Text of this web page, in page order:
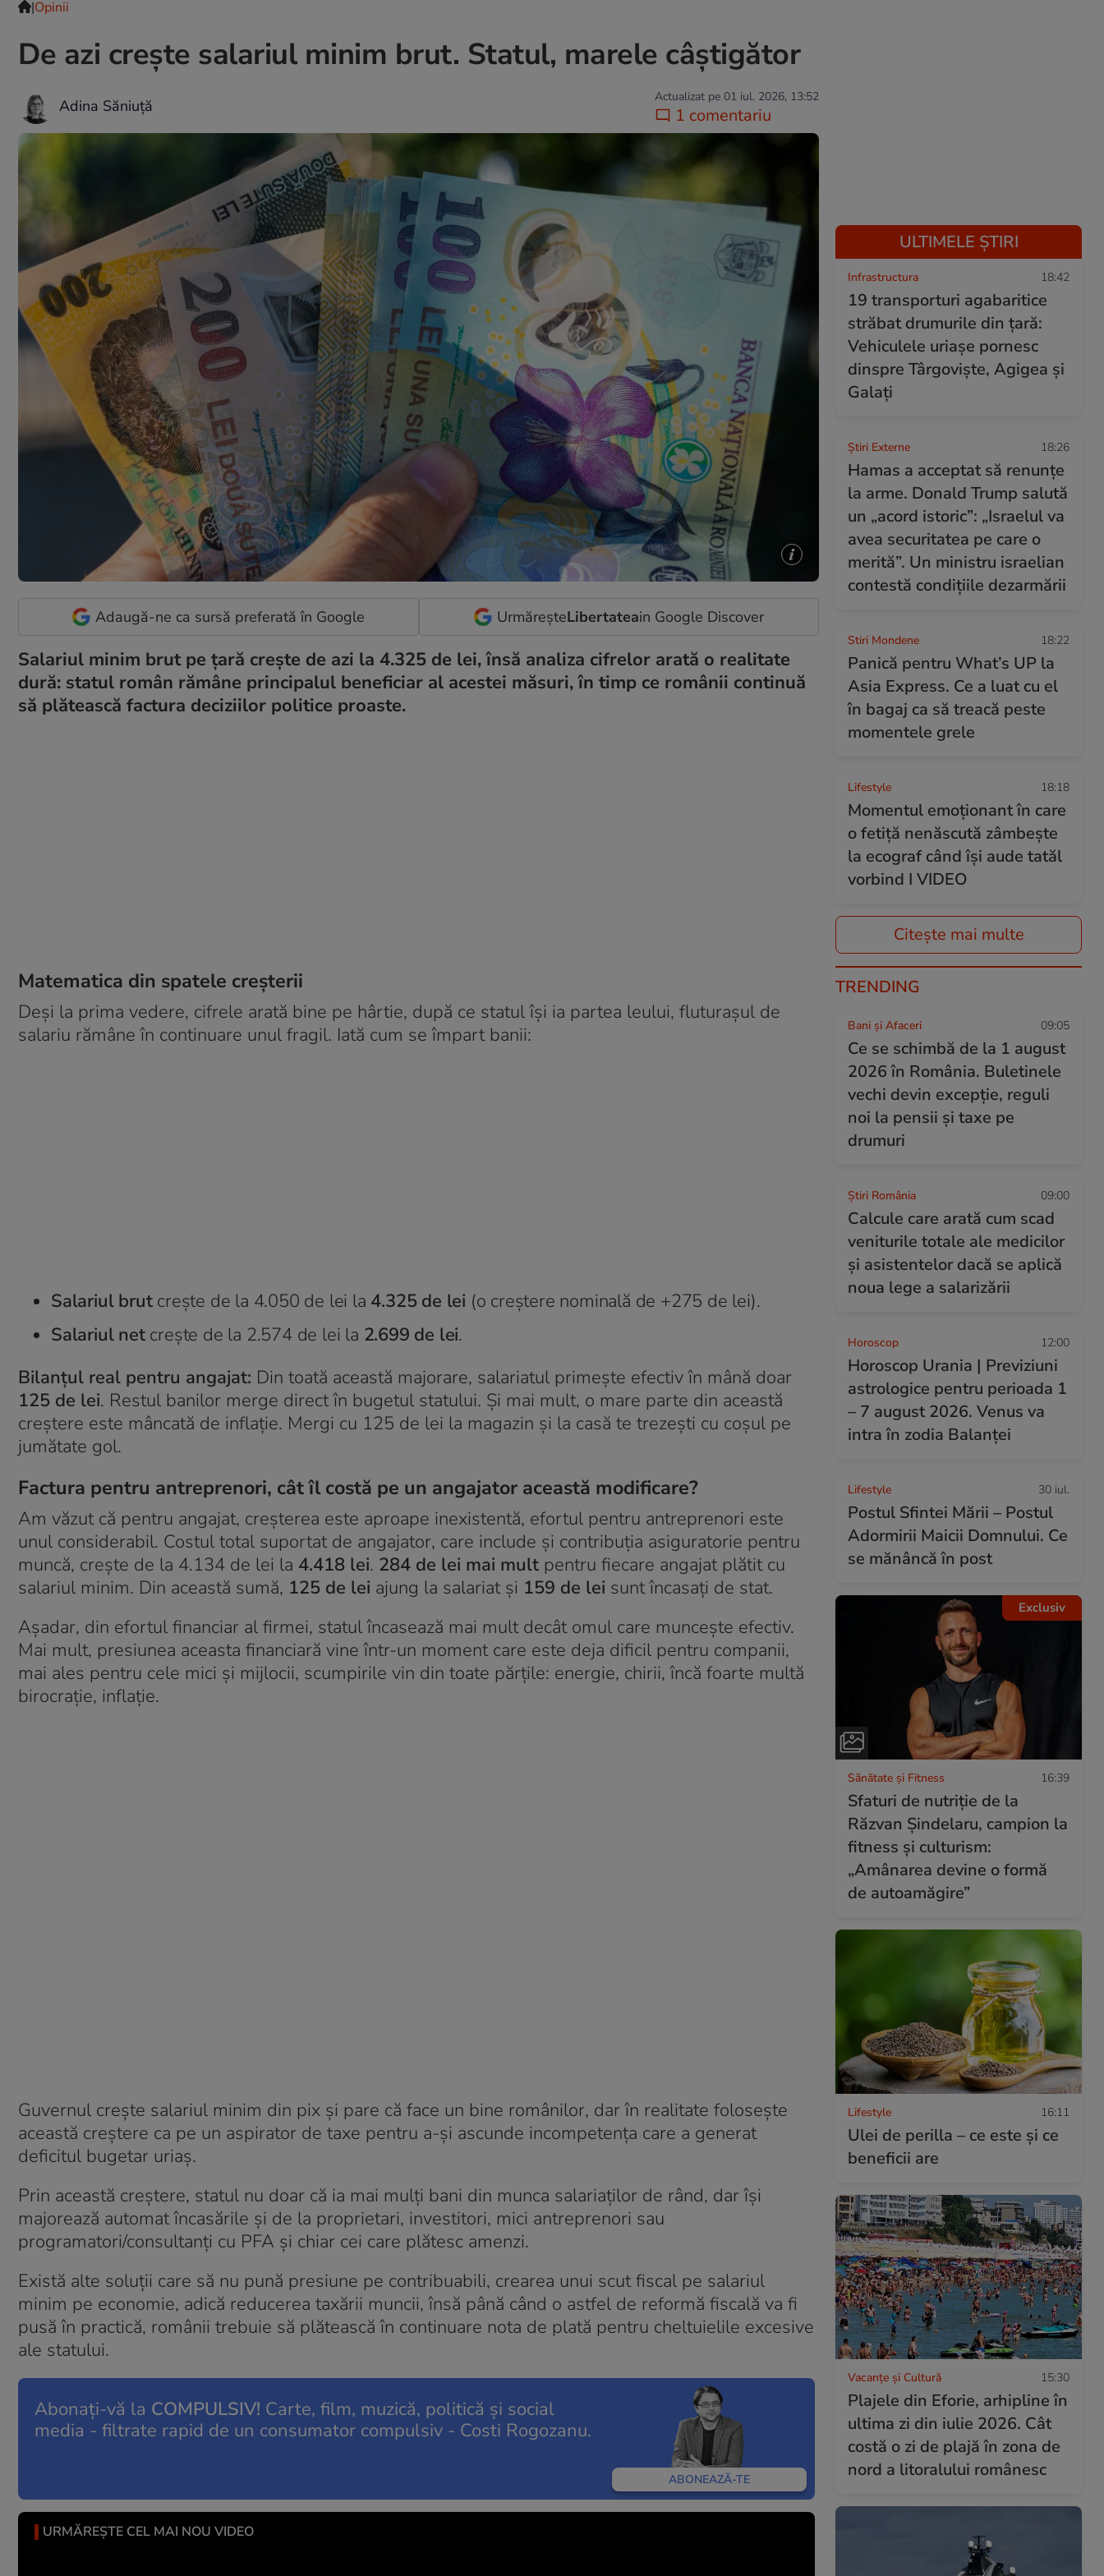
|Opinii
De azi crește salariul minim brut. Statul, marele câștigător
Adina Săniuță Actualizat pe 01 iul. 2026, 13:52
1 comentariu
Adaugă-ne ca sursă preferată în Google UrmăreșteLibertateain Google Discover
Salariul minim brut pe țară crește de azi la 4.325 de lei, însă analiza cifrelor arată o realitate
dură: statul român rămâne principalul beneficiar al acestei măsuri, în timp ce românii continuă
să plătească factura deciziilor politice proaste.
Matematica din spatele creșterii
Deși la prima vedere, cifrele arată bine pe hârtie, după ce statul își ia partea leului, fluturașul de
salariu rămâne în continuare unul fragil. Iată cum se împart banii:
Salariul brutcrește de la 4.050 de lei la 4.325 de lei (o creștere nominală de +275 de lei).
Salariul net crește de la 2.574 de lei la 2.699 de lei.
Bilanțul real pentru angajat: Din toată această majorare, salariatul primește efectiv în mână doar
125 de lei. Restul banilor merge direct în bugetul statului. Și mai mult, o mare parte din această
creștere este mâncată de inflație. Mergi cu 125 de lei la magazin și la casă te trezești cu coșul pe
jumătate gol.
Factura pentru antreprenori, cât îl costă pe un angajator această modificare?
Am văzut că pentru angajat, creșterea este aproape inexistentă, efortul pentru antreprenori este
unul considerabil. Costul total suportat de angajator, care include și contribuția asiguratorie pentru
muncă, crește de la 4.134 de lei la 4.418 lei. 284 de lei mai mult pentru fiecare angajat plătit cu
salariul minim. Din această sumă, 125 de lei ajung la salariat și 159 de lei sunt încasați de stat.
Așadar, din efortul financiar al firmei, statul încasează mai mult decât omul care muncește efectiv.
Mai mult, presiunea aceasta financiară vine într-un moment care este deja dificil pentru companii,
mai ales pentru cele mici și mijlocii, scumpirile vin din toate părțile: energie, chirii, încă foarte multă
birocrație, inflație.
Guvernul crește salariul minim din pix și pare că face un bine românilor, dar în realitate folosește
această creștere ca pe un aspirator de taxe pentru a-și ascunde incompetența care a generat
deficitul bugetar uriaș.
Prin această creștere, statul nu doar că ia mai mulți bani din munca salariaților de rând, dar își
majorează automat încasările și de la proprietari, investitori, mici antreprenori sau
programatori/consultanți cu PFA și chiar cei care plătesc amenzi.
Există alte soluții care să nu pună presiune pe contribuabili, crearea unui scut fiscal pe salariul
minim pe economie, adică reducerea taxării muncii, însă până când o astfel de reformă fiscală va fi
pusă în practică, românii trebuie să plătească în continuare nota de plată pentru cheltuielile excesive
ale statului.
Abonați-vă la COMPULSIV! Carte, film, muzică, politică și social
media - filtrate rapid de un consumator compulsiv - Costi Rogozanu.
ABONEAZĂ-TE
URMĂREȘTE CEL MAI NOU VIDEO
ULTIMELE ȘTIRI
Infrastructura 18:42
19 transporturi agabaritice
străbat drumurile din țară:
Vehiculele uriașe pornesc
dinspre Târgoviște, Agigea și
Galați
Știri Externe 18:26
Hamas a acceptat să renunțe
la arme. Donald Trump salută
un „acord istoric”: „Israelul va
avea securitatea pe care o
merită”. Un ministru israelian
contestă condițiile dezarmării
Stiri Mondene 18:22
Panică pentru What’s UP la
Asia Express. Ce a luat cu el
în bagaj ca să treacă peste
momentele grele
Lifestyle 18:18
Momentul emoționant în care
o fetiță nenăscută zâmbește
la ecograf când își aude tatăl
vorbind I VIDEO
Citește mai multe
TRENDING
Bani și Afaceri 09:05
Ce se schimbă de la 1 august
2026 în România. Buletinele
vechi devin excepție, reguli
noi la pensii și taxe pe
drumuri
Știri România 09:00
Calcule care arată cum scad
veniturile totale ale medicilor
și asistentelor dacă se aplică
noua lege a salarizării
Horoscop 12:00
Horoscop Urania | Previziuni
astrologice pentru perioada 1
– 7 august 2026. Venus va
intra în zodia Balanței
Lifestyle 30 iul.
Postul Sfintei Mării – Postul
Adormirii Maicii Domnului. Ce
se mănâncă în post
Exclusiv
Sănătate și Fitness 16:39
Sfaturi de nutriție de la
Răzvan Șindelaru, campion la
fitness și culturism:
„Amânarea devine o formă
de autoamăgire”
Lifestyle 16:11
Ulei de perilla – ce este și ce
beneficii are
Vacanțe și Cultură 15:30
Plajele din Eforie, arhipline în
ultima zi din iulie 2026. Cât
costă o zi de plajă în zona de
nord a litoralului românesc